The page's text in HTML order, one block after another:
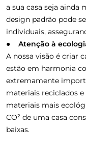
a sua casa seja ainda
design padrão pode
individuais,
● Atenção à
A nossa visão é criar
estão em harmonia
extremamente
materiais reciclados
materiais mais
CO² de uma casa
baixas.